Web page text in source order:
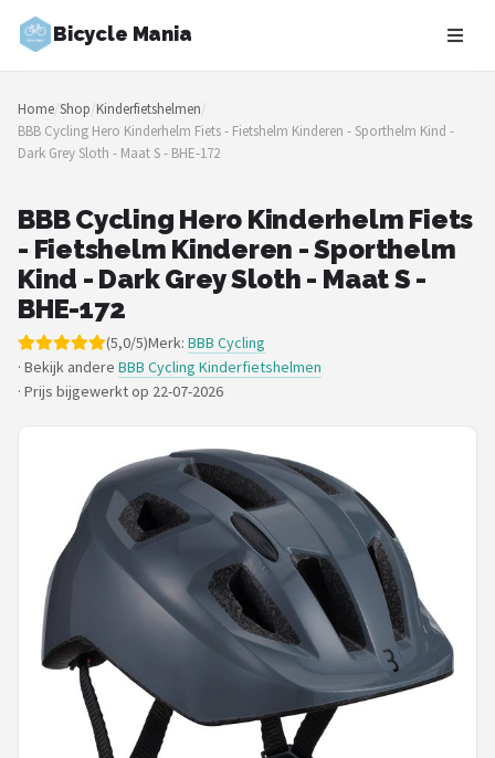
Bicycle Mania
Zoeken
NAVIGATIE
Shop
Merken
Blog
Fietsroutes
Kinderfietsen
Stadsfietsen
Elektrische fietsen
Mountainbikes
Shop
POPULAIRE MERKEN
Basil
Volare
Home/Shop/Kinderfietshelmen/
BBB Cycling Hero Kinderhelm Fiets - Fietshelm Kinderen - Sporthelm Kind -
Dark Grey Sloth - Maat S - BHE-172
BBB Cycling Hero Kinderhelm Fiets
- Fietshelm Kinderen - Sporthelm
Kind - Dark Grey Sloth - Maat S -
BHE-172
(5,0/5)Merk: BBB Cycling
· Bekijk andere BBB Cycling Kinderfietshelmen
· Prijs bijgewerkt op 22-07-2026